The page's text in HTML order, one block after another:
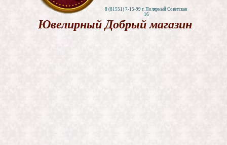
8 (81551) 7-15-99 г. Полярный Советская
16
Ювелирный Добрый магазин